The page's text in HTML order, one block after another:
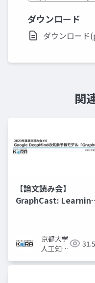
ダウンロード
ダウンロード
関
【論文読み会】
GraphCast: Learning
weather forecasting
京都大学
人工知能
KaiRA